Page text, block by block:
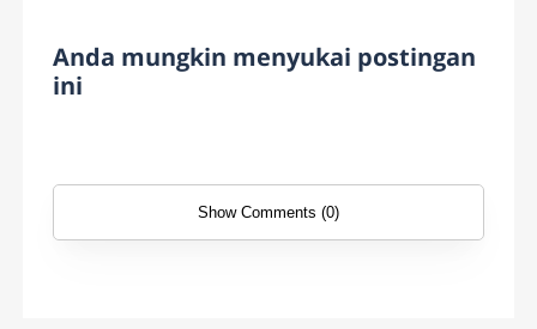
Anda mungkin menyukai postingan
ini
Show Comments (0)